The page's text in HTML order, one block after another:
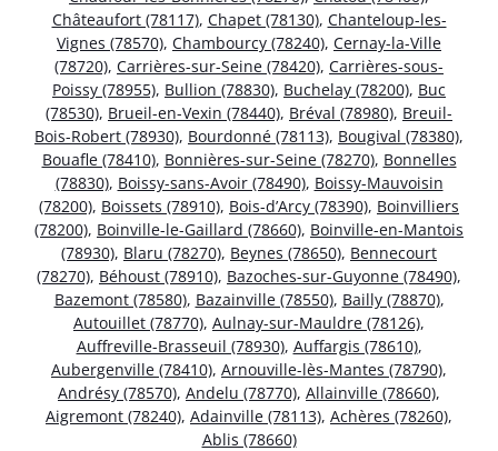
Châteaufort (78117), Chapet (78130), Chanteloup-les-
Vignes (78570), Chambourcy (78240), Cernay-la-Ville
(78720), Carrières-sur-Seine (78420), Carrières-sous-
Poissy (78955), Bullion (78830), Buchelay (78200), Buc
(78530), Brueil-en-Vexin (78440), Bréval (78980), Breuil-
Bois-Robert (78930), Bourdonné (78113), Bougival (78380),
Bouafle (78410), Bonnières-sur-Seine (78270), Bonnelles
(78830), Boissy-sans-Avoir (78490), Boissy-Mauvoisin
(78200), Boissets (78910), Bois-d’Arcy (78390), Boinvilliers
(78200), Boinville-le-Gaillard (78660), Boinville-en-Mantois
(78930), Blaru (78270), Beynes (78650), Bennecourt
(78270), Béhoust (78910), Bazoches-sur-Guyonne (78490),
Bazemont (78580), Bazainville (78550), Bailly (78870),
Autouillet (78770), Aulnay-sur-Mauldre (78126),
Auffreville-Brasseuil (78930), Auffargis (78610),
Aubergenville (78410), Arnouville-lès-Mantes (78790),
Andrésy (78570), Andelu (78770), Allainville (78660),
Aigremont (78240), Adainville (78113), Achères (78260),
Ablis (78660)